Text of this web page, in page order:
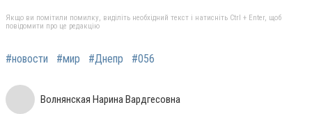
Якщо ви помітили помилку, виділіть необхідний текст і натисніть Ctrl + Enter, щоб
повідомити про це редакцію
#новости #мир #Днепр #056
Волнянская Нарина Вардгесовна